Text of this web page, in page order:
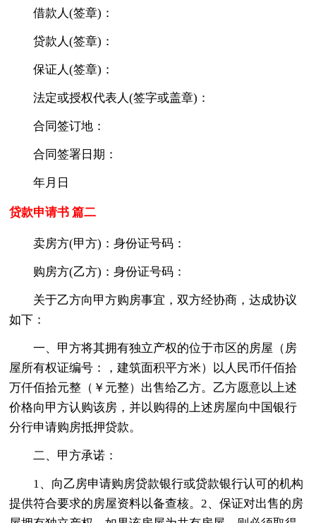
借款人(签章)：
贷款人(签章)：
保证人(签章)：
法定或授权代表人(签字或盖章)：
合同签订地：
合同签署日期：
年月日
贷款申请书 篇二
卖房方(甲方)：身份证号码：
购房方(乙方)：身份证号码：
关于乙方向甲方购房事宜，双方经协商，达成协议
如下：
一、甲方将其拥有独立产权的位于市区的房屋（房
屋所有权证编号：，建筑面积平方米）以人民币仟佰拾
万仟佰拾元整（￥元整）出售给乙方。乙方愿意以上述
价格向甲方认购该房，并以购得的上述房屋向中国银行
分行申请购房抵押贷款。
二、甲方承诺：
1、向乙房申请购房贷款银行或贷款银行认可的机构
提供符合要求的房屋资料以备查核。2、保证对出售的房